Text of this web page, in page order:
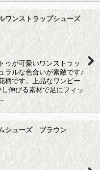
ンストラップシューズ
ゥが可愛いワンストラッ
ラルな色合いが素敵です♪
柄です。上品なワンピー
伸びる素材で足にフィッ
シューズ ブラウン